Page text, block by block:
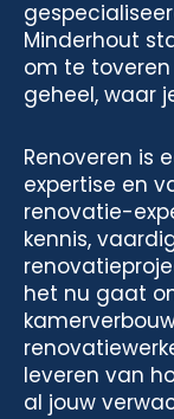
Minderhout
om te
geheel, waar
Renoveren is
expertise en
renovatie-
kennis,
het nu gaat
leveren van
al jouw